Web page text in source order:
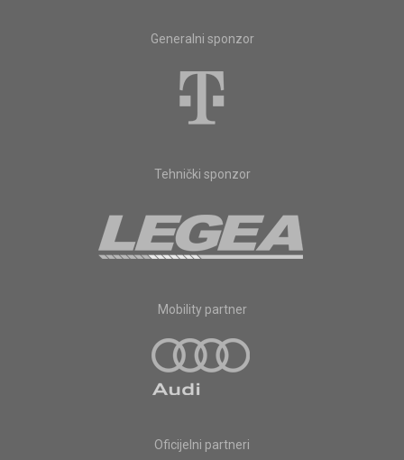
Generalni sponzor
Tehnički sponzor
Mobility partner
Oficijelni partneri